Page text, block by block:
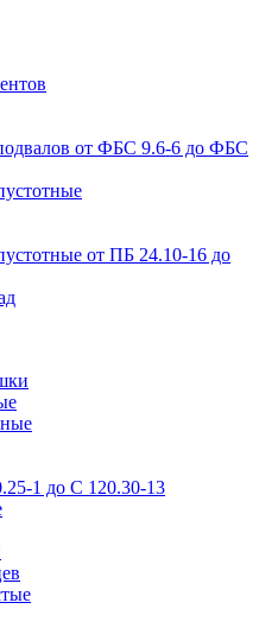
от ФБС 9.6-6 до ФБС
от ПБ 24.10-16 до
1 до С 120.30-13